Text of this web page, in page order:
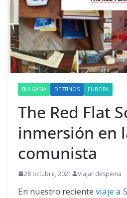
BULGARIA DESTINOS EUROPA
The Red Flat
inmersión en
comunista
28 octubre, 2021 Viajar despeina
En nuestro reciente viaje a